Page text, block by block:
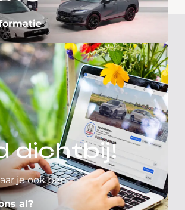
dichtbij!
je ook bent
al?